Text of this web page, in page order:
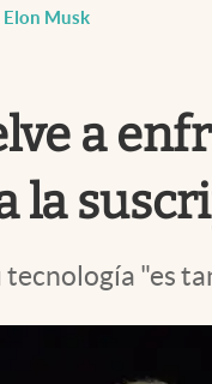
Elon Musk
a
la
tecnología "es